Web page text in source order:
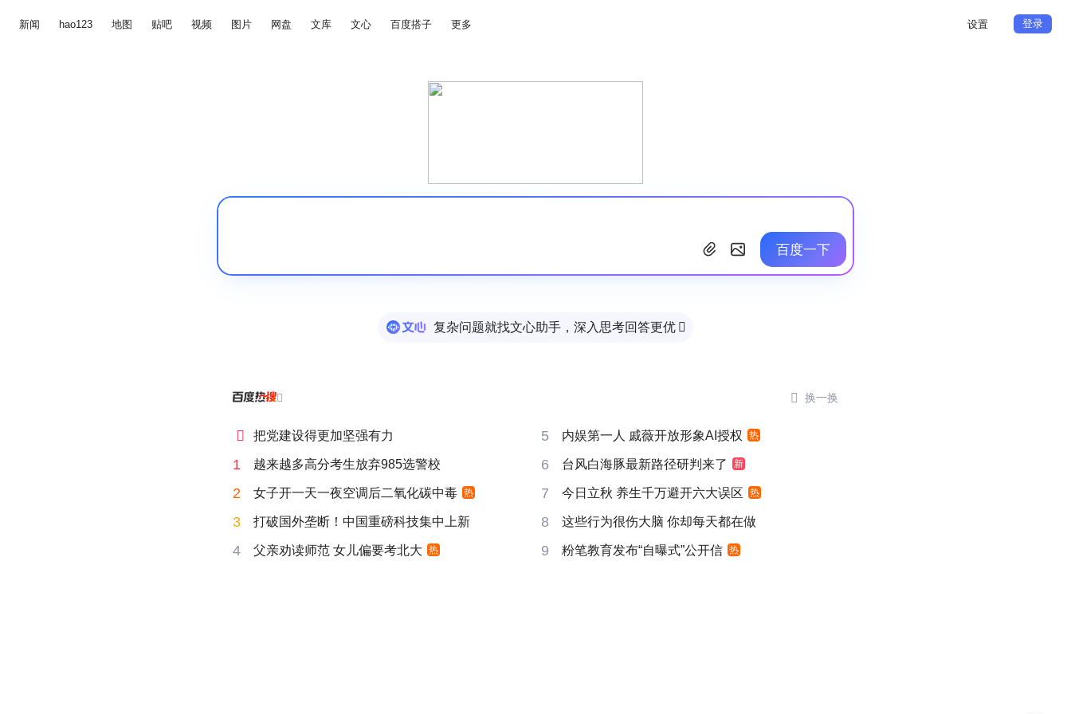
新闻 hao123 地图 贴吧 视频 图片 网盘 文库 文心 百度搭子 更多 设置 登录
百度一下
复杂问题就找文心助手，深入思考回答更优 
  换一换
 把党建设得更加坚强有力 5 内娱第一人 戚薇开放形象AI授权 热
1 越来越多高分考生放弃985选警校 6 台风白海豚最新路径研判来了 新
2 女子开一天一夜空调后二氧化碳中毒 热 7 今日立秋 养生千万避开六大误区 热
3 打破国外垄断！中国重磅科技集中上新 8 这些行为很伤大脑 你却每天都在做
4 父亲劝读师范 女儿偏要考北大 热 9 粉笔教育发布“自曝式”公开信 热